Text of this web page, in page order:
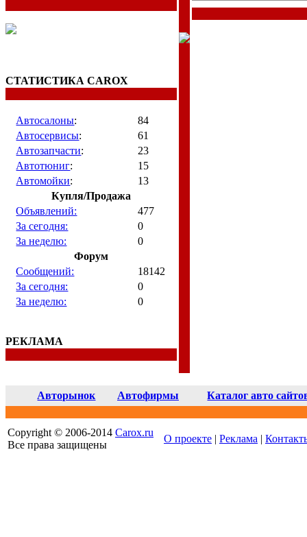
СТАТИСТИКА CAROX
Автосалоны:
84
Автосервисы:
61
Автозапчасти:
23
Автотюниг:
15
Автомойки:
13
Купля/Продажа
Объявлений:
477
За сегодня:
0
За неделю:
0
Форум
Сообщений:
18142
За сегодня:
0
За неделю:
0
РЕКЛАМА
Авторынок Автофирмы Каталог авто
Copyright © 2006-2014 Carox.ru
Все права защищены
О проекте | Реклама |